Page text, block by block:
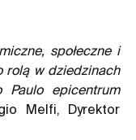
społeczne i
rolą w dziedzinach
Paulo epicentrum
Melfi, Dyrektor